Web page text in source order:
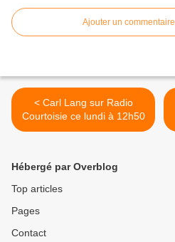
Ajouter un commentaire
< Carl Lang sur Radio
Courtoisie ce lundi à 12h50
Hébergé par Overblog
Top articles
Pages
Contact